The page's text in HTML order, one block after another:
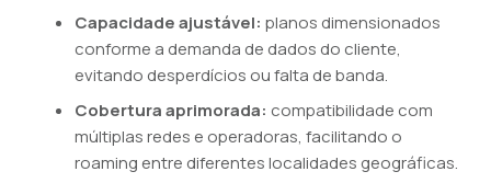
Capacidade ajustável: planos dimensionados
conforme a demanda de dados do cliente,
evitando desperdícios ou falta de banda.
Cobertura aprimorada: compatibilidade com
múltiplas redes e operadoras, facilitando o
roaming entre diferentes localidades geográficas.